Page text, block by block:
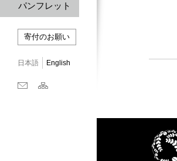
パンフレット
寄付のお願い
日本語 English